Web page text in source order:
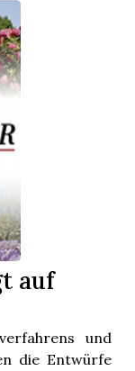
auf
und
die Entwürfe